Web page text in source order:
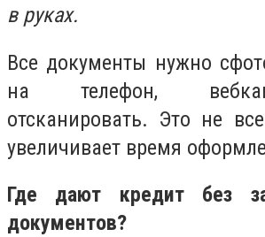
в руках.
Все документы нужно
на телефон,
отсканировать. Это не
увеличивает время
Где дают кредит без
документов?